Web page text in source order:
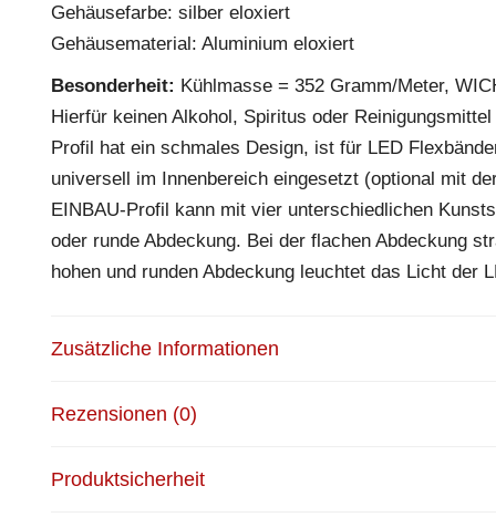
Gehäusefarbe: silber eloxiert
Gehäusematerial: Aluminium eloxiert
Besonderheit: Kühlmasse = 352 Gramm/Meter,
Hierfür keinen Alkohol, Spiritus oder
Profil hat ein schmales Design, ist für LED
universell im Innenbereich eingesetzt (optional mit
EINBAU-Profil kann mit vier unterschiedlichen
oder runde Abdeckung. Bei der flachen Abdeckung
hohen und runden Abdeckung leuchtet das Licht der
Zusätzliche Informationen
Rezensionen (0)
Produktsicherheit